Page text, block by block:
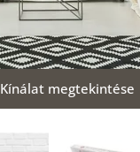
Kínálat megtekintése